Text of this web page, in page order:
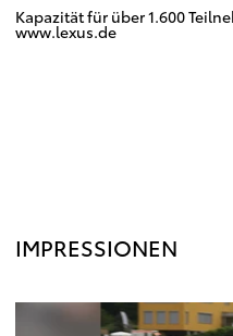
Kapazität für über 1.600
www.lexus.de
IMPRESSIONEN